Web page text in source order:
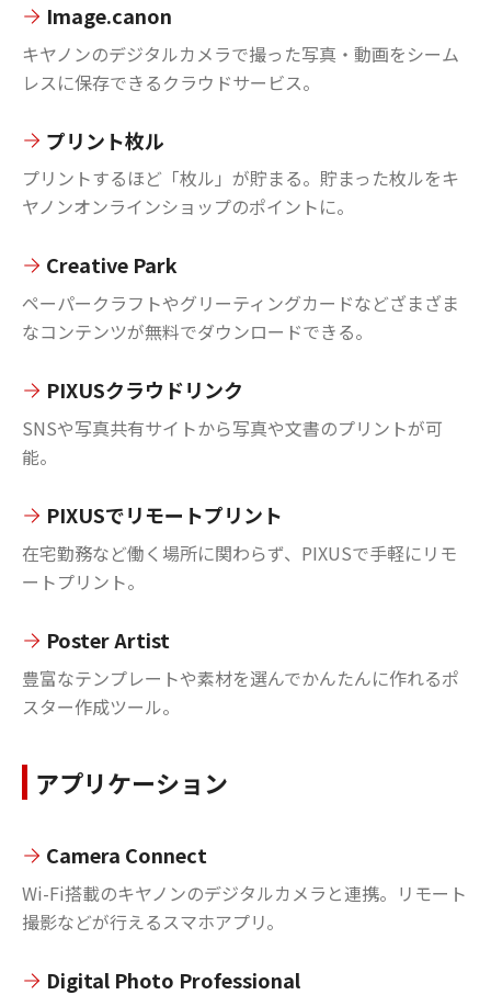
Image.canon
キヤノンのデジタルカメラで撮った写真・動画をシーム
レスに保存できるクラウドサービス。
プリント枚ル
プリントするほど「枚ル」が貯まる。貯まった枚ルをキ
ヤノンオンラインショップのポイントに。
Creative Park
ペーパークラフトやグリーティングカードなどざまざま
なコンテンツが無料でダウンロードできる。
PIXUSクラウドリンク
SNSや写真共有サイトから写真や文書のプリントが可
能。
PIXUSでリモートプリント
在宅勤務など働く場所に関わらず、PIXUSで手軽にリモ
ートプリント。
Poster Artist
豊富なテンプレートや素材を選んでかんたんに作れるポ
スター作成ツール。
アプリケーション
Camera Connect
Wi-Fi搭載のキヤノンのデジタルカメラと連携。リモート
撮影などが行えるスマホアプリ。
Digital Photo Professional